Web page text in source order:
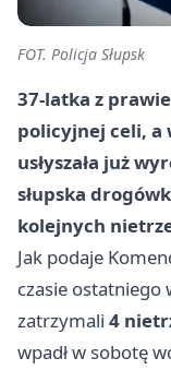
FOT. Policja Słupsk
37-latka z
policyjnej celi, a
usłyszała już
słupska
kolejnych
Jak podaje
czasie ostatniego
zatrzymali 4
wpadł w sobotę